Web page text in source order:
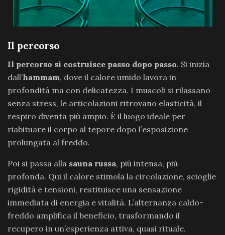
Il percorso
Il percorso si costruisce passo dopo passo. Si inizia
dall’hammam, dove il calore umido lavora in
profondità ma con delicatezza. I muscoli si rilassano
senza stress, le articolazioni ritrovano elasticità, il
respiro diventa più ampio. È il luogo ideale per
riabituare il corpo al tepore dopo l’esposizione
prolungata al freddo.
Poi si passa alla sauna russa, più intensa, più
profonda. Qui il calore stimola la circolazione, scioglie
rigidità e tensioni, restituisce una sensazione
immediata di energia e vitalità. L’alternanza caldo-
freddo amplifica il beneficio, trasformando il
recupero in un’esperienza attiva, quasi rituale.